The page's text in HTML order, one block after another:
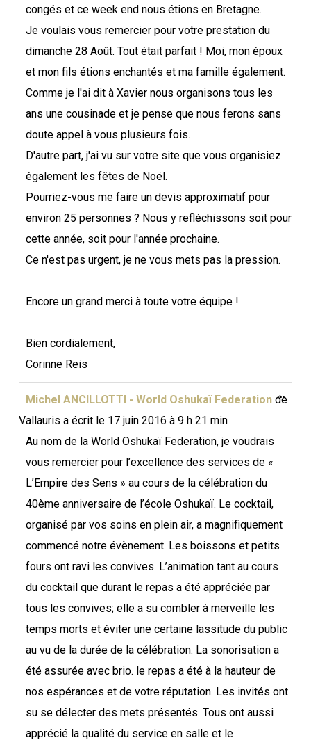
congés et ce week end nous étions en Bretagne.
Je voulais vous remercier pour votre prestation du
dimanche 28 Août. Tout était parfait ! Moi, mon époux
et mon fils étions enchantés et ma famille également.
Comme je l'ai dit à Xavier nous organisons tous les
ans une cousinade et je pense que nous ferons sans
doute appel à vous plusieurs fois.
D'autre part, j'ai vu sur votre site que vous organisiez
également les fêtes de Noël.
Pourriez-vous me faire un devis approximatif pour
environ 25 personnes ? Nous y refléchissons soit pour
cette année, soit pour l'année prochaine.
Ce n'est pas urgent, je ne vous mets pas la pression.
Encore un grand merci à toute votre équipe !
Bien cordialement,
Corinne Reis
Michel ANCILLOTTI - World Oshukaï Federation de
Vallauris a écrit le17 juin 2016 à 9 h 21 min
Au nom de la World Oshukaï Federation, je voudrais
vous remercier pour l’excellence des services de «
L’Empire des Sens » au cours de la célébration du
40ème anniversaire de l’école Oshukaï. Le cocktail,
organisé par vos soins en plein air, a magnifiquement
commencé notre évènement. Les boissons et petits
fours ont ravi les convives. L’animation tant au cours
du cocktail que durant le repas a été appréciée par
tous les convives; elle a su combler à merveille les
temps morts et éviter une certaine lassitude du public
au vu de la durée de la célébration. La sonorisation a
été assurée avec brio. le repas a été à la hauteur de
nos espérances et de votre réputation. Les invités ont
su se délecter des mets présentés. Tous ont aussi
apprécié la qualité du service en salle et le
...
cette